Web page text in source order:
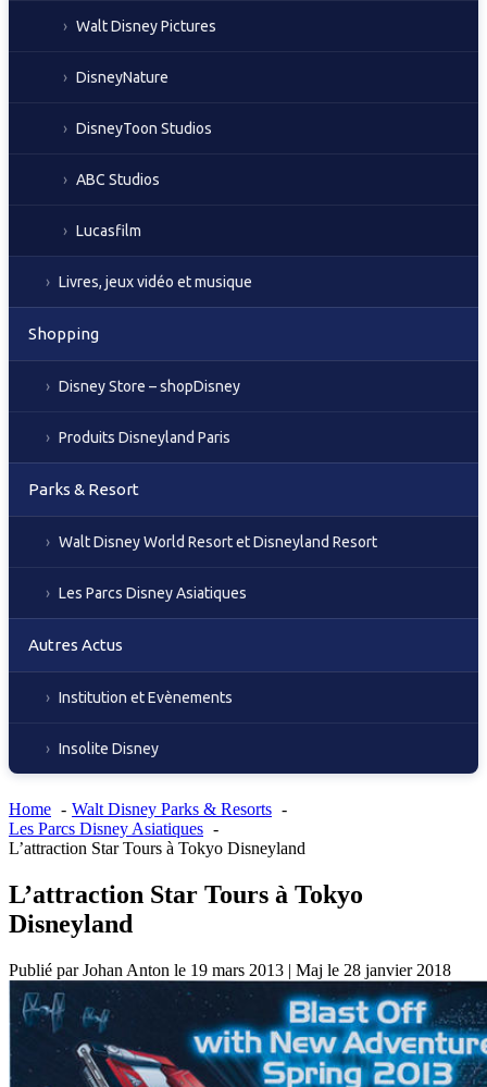
Walt Disney Pictures
DisneyNature
DisneyToon Studios
ABC Studios
Lucasfilm
Livres, jeux vidéo et musique
Shopping
Disney Store – shopDisney
Produits Disneyland Paris
Parks & Resort
Walt Disney World Resort et Disneyland Resort
Les Parcs Disney Asiatiques
Autres Actus
Institution et Evènements
Insolite Disney
Home
Walt Disney Parks & Resorts
Les Parcs Disney Asiatiques
L’attraction Star Tours à Tokyo Disneyland
L’attraction Star Tours à Tokyo
Disneyland
Publié parJohan Anton le 19 mars 2013 | Maj le 28 janvier 2018